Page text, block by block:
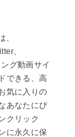
、
、
グ動画サイ
できる、高
気に入りの
あなたにぴ
クリック
に永久に保